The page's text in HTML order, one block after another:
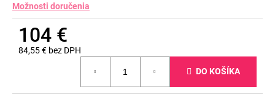
Možnosti doručenia
104 €
84,55 € bez DPH
DO KOŠÍKA